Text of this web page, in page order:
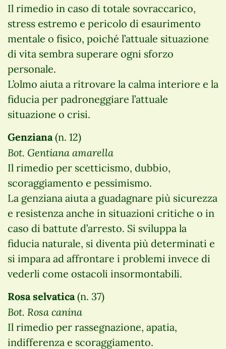
Il rimedio in caso di totale sovraccarico,
stress estremo e pericolo di esaurimento
mentale o fisico, poiché l’attuale situazione
di vita sembra superare ogni sforzo
personale.
L’olmo aiuta a ritrovare la calma interiore e la
fiducia per padroneggiare l’attuale
situazione o crisi.
Genziana (n. 12)
Bot. Gentiana amarella
Il rimedio per scetticismo, dubbio,
scoraggiamento e pessimismo.
La genziana aiuta a guadagnare più sicurezza
e resistenza anche in situazioni critiche o in
caso di battute d’arresto. Si sviluppa la
fiducia naturale, si diventa più determinati e
si impara ad affrontare i problemi invece di
vederli come ostacoli insormontabili.
Rosa selvatica (n. 37)
Bot. Rosa canina
Il rimedio per rassegnazione, apatia,
indifferenza e scoraggiamento.